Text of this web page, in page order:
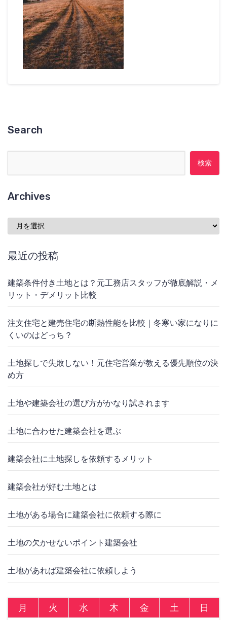
Search
Archives
Archives
最近の投稿
建築条件付き土地とは？元工務店スタッフが徹底解説・メ
リット・デメリット比較
注文住宅と建売住宅の断熱性能を比較｜冬寒い家になりに
くいのはどっち？
土地探しで失敗しない！元住宅営業が教える優先順位の決
め方
土地や建築会社の選び方がかなり試されます
土地に合わせた建築会社を選ぶ
建築会社に土地探しを依頼するメリット
建築会社が好む土地とは
土地がある場合に建築会社に依頼する際に
土地の欠かせないポイント建築会社
土地があれば建築会社に依頼しよう
月 火 水 木 金 土 日